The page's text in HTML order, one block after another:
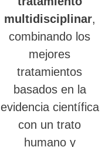
multidisciplinar,
combinando los
mejores
tratamientos
basados en la
evidencia científica
con un trato
humano y